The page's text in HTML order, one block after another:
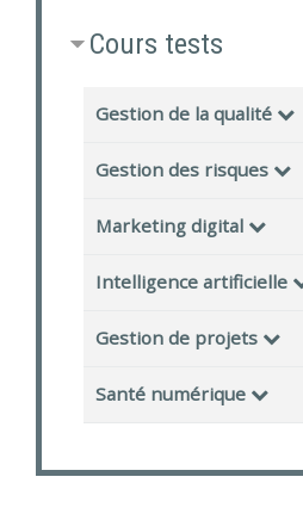
Cours tests
Gestion de la qualité
Gestion des risques
Marketing digital
Intelligence artificielle
Gestion de projets
Santé numérique